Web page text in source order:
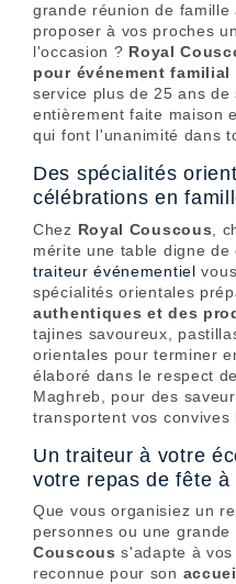
grande réunion de famille
proposer à vos proches
l'occasion ? Royal
pour événement familial
service plus de 25 ans
entièrement faite maison
qui font l'unanimité dans
Des spécialités
célébrations en
Chez Royal Couscous ,
mérite une table digne de
traiteur événementiel
spécialités orientales
authentiques et des
tajines savoureux,
orientales pour terminer
élaboré dans le respect
Maghreb, pour des
transportent vos convives
Un traiteur à votre
votre repas de fête à
Que vous organisiez un
personnes ou une grande
Couscous s'adapte à vos
reconnue pour son